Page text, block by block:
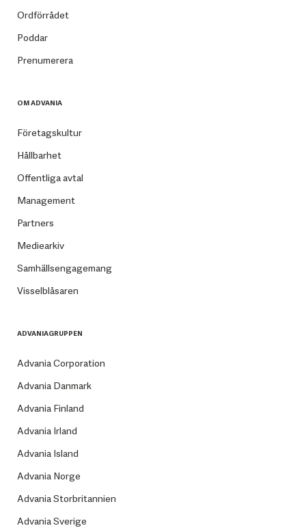
Ordförrådet
Poddar
Prenumerera
OM ADVANIA
Företagskultur
Hållbarhet
Offentliga avtal
Management
Partners
Mediearkiv
Samhällsengagemang
Visselblåsaren
ADVANIAGRUPPEN
Advania Corporation
Advania Danmark
Advania Finland
Advania Irland
Advania Island
Advania Norge
Advania Storbritannien
Advania Sverige